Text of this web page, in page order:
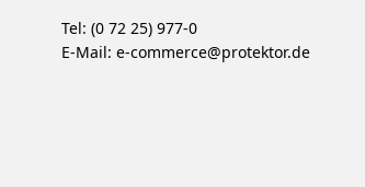
Tel: (0 72 25) 977-0
E-Mail: e-commerce@protektor.de